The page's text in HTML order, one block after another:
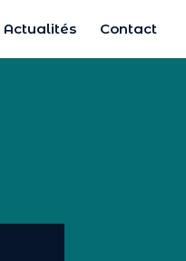
Actualités Contact